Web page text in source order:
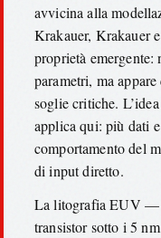
avvicina alla
Krakauer, Krakauer
proprietà emergente:
parametri, ma
soglie critiche.
applica qui: più dati
comportamento del
di input diretto.
La litografia EUV —
transistor sotto i 5